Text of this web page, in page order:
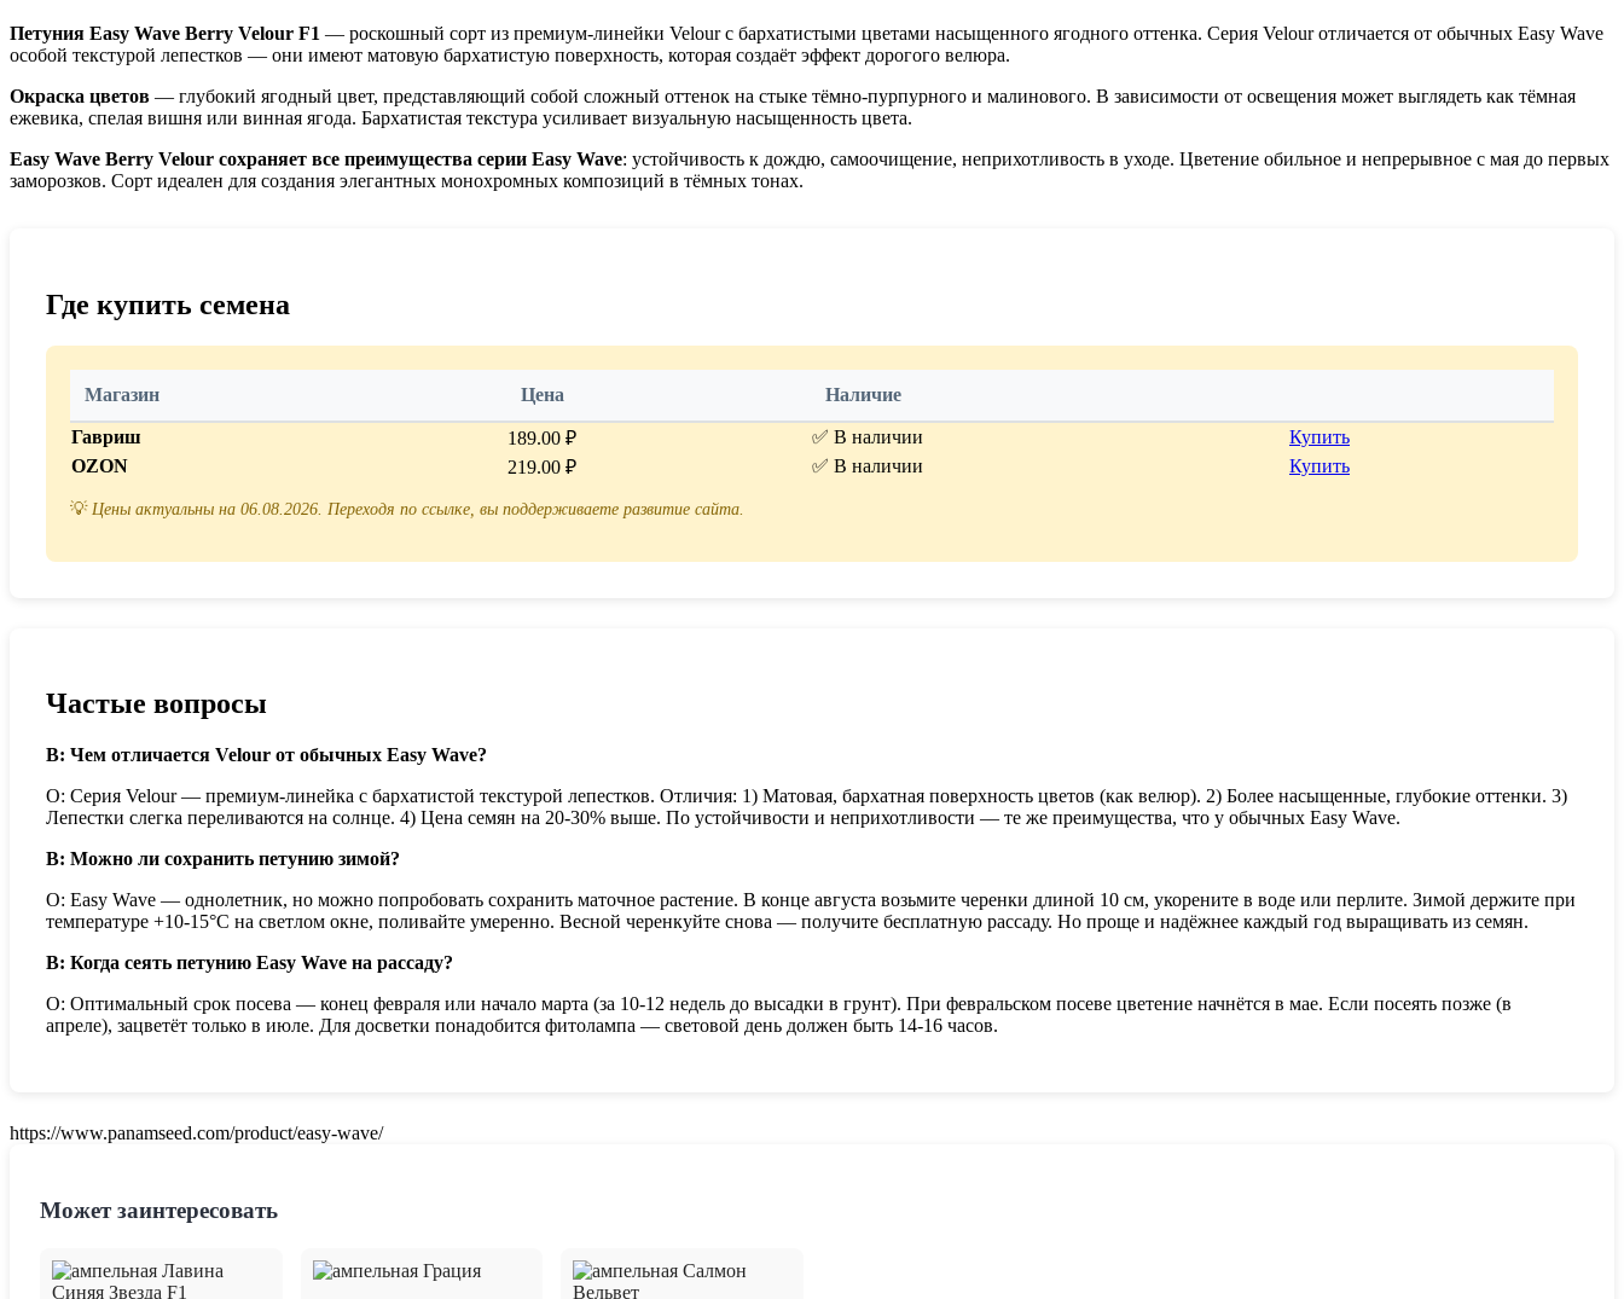
Петуния Easy Wave Berry Velour F1 — роскошный сорт из премиум-линейки Velour с бархатистыми цветами насыщенного ягодного оттенка. Серия Velour отличается от обычных Easy Wave
особой текстурой лепестков — они имеют матовую бархатистую поверхность, которая создаёт эффект дорогого велюра.
Окраска цветов — глубокий ягодный цвет, представляющий собой сложный оттенок на стыке тёмно-пурпурного и малинового. В зависимости от освещения может выглядеть как тёмная
ежевика, спелая вишня или винная ягода. Бархатистая текстура усиливает визуальную насыщенность цвета.
Easy Wave Berry Velour сохраняет все преимущества серии Easy Wave: устойчивость к дождю, самоочищение, неприхотливость в уходе. Цветение обильное и непрерывное с мая до первых
заморозков. Сорт идеален для создания элегантных монохромных композиций в тёмных тонах.
Где купить семена
Магазин Цена Наличие
Гавриш 189.00 ₽ ✅ В наличии
Купить
OZON
219.00 ₽ ✅ В наличии Купить
💡 Цены актуальны на 06.08.2026. Переходя по ссылке, вы поддерживаете развитие сайта.
Частые вопросы
В: Чем отличается Velour от обычных Easy Wave?
О: Серия Velour — премиум-линейка с бархатистой текстурой лепестков. Отличия: 1) Матовая, бархатная поверхность цветов (как велюр). 2) Более насыщенные, глубокие оттенки. 3)
Лепестки слегка переливаются на солнце. 4) Цена семян на 20-30% выше. По устойчивости и неприхотливости — те же преимущества, что у обычных Easy Wave.
В: Можно ли сохранить петунию зимой?
О: Easy Wave — однолетник, но можно попробовать сохранить маточное растение. В конце августа возьмите черенки длиной 10 см, укорените в воде или перлите. Зимой держите при
температуре +10-15°C на светлом окне, поливайте умеренно. Весной черенкуйте снова — получите бесплатную рассаду. Но проще и надёжнее каждый год выращивать из семян.
В: Когда сеять петунию Easy Wave на рассаду?
О: Оптимальный срок посева — конец февраля или начало марта (за 10-12 недель до высадки в грунт). При февральском посеве цветение начнётся в мае. Если посеять позже (в
апреле), зацветёт только в июле. Для досветки понадобится фитолампа — световой день должен быть 14-16 часов.
https://www.panamseed.com/product/easy-wave/
Может заинтересовать